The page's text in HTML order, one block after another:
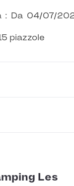
: Da 04/07/
piazzole
Les